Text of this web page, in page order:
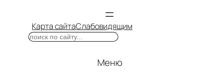
Карта сайтаСлабовидящим
Поиск
Меню